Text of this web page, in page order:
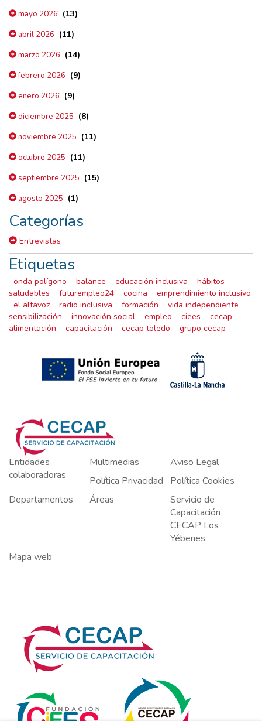
mayo 2026 (13)
abril 2026 (11)
marzo 2026 (14)
febrero 2026 (9)
enero 2026 (9)
diciembre 2025 (8)
noviembre 2025 (11)
octubre 2025 (11)
septiembre 2025 (15)
agosto 2025 (1)
Categorías
Entrevistas
Etiquetas
onda polígono balance educación inclusiva
hábitos
saludables
futurempleo24 cocina
emprendimiento inclusivo
el altavoz
radio inclusiva formación
vida independiente
sensibilización
innovación social empleo ciees
cecap
alimentación
capacitación cecap toledo grupo cecap
Entidades
colaboradoras
Multimedias
Aviso Legal
Política Privacidad
Política Cookies
Departamentos
Áreas
Servicio de
Capacitación
CECAP Los
Yébenes
Mapa web